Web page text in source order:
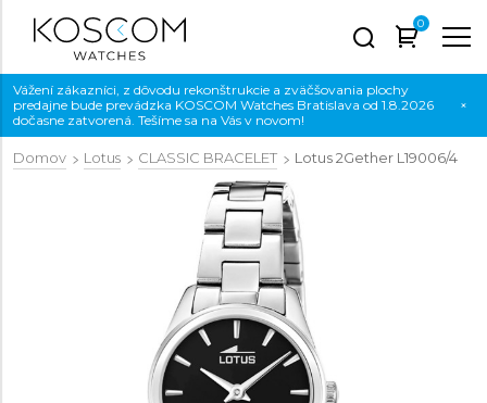
0
Vážení zákazníci, z dôvodu rekonštrukcie a zväčšovania plochy
predajne bude prevádzka KOSCOM Watches Bratislava od 1.8.2026
dočasne zatvorená. Tešíme sa na Vás v novom!
×
Domov Lotus CLASSIC BRACELET Lotus 2Gether L19006/4